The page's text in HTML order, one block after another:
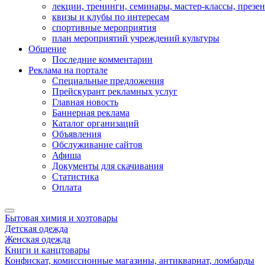
лекции, тренинги, семинары, мастер-классы,
квизы и клубы по интересам
спортивные мероприятия
план мероприятий учреждений культуры
Общение
Последние комментарии
Реклама на портале
Специальные предложения
Прейскурант рекламных услуг
Главная новость
Баннерная реклама
Каталог организаций
Объявления
Обслуживание сайтов
Афиша
Документы для скачивания
Статистика
Оплата
Бытовая химия и хозтовары
Детская одежда
Женская одежда
Книги и канцтовары
Конфискат, комиссионные магазины, антиквариат, ломбарды